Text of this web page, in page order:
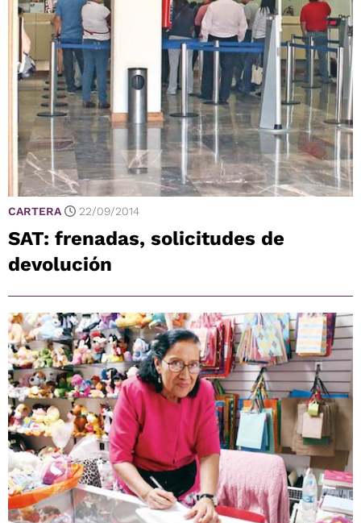
CARTERA 22/09/2014
SAT: frenadas, solicitudes de
devolución